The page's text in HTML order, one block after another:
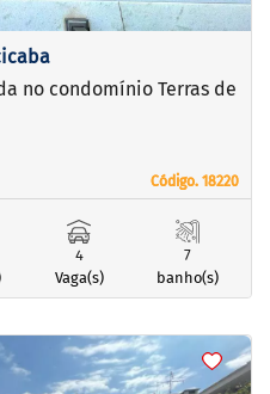
Código. 18220
Código. 18220
no condomínio Terras de
4
Vaga(s)
7
banho(s)